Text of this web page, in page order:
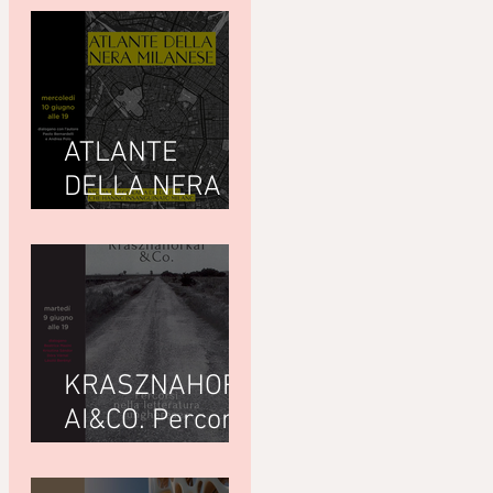
ATLANTE
DELLA NERA
Giuseppe
Paternò
Raddusa (Utet)
KRASZNAHORK
AI&CO. Percorsi